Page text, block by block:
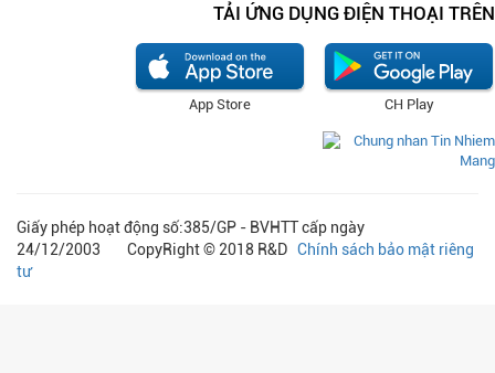
TẢI ỨNG DỤNG ĐIỆN THOẠI TRÊN
CH Play
App Store
Giấy phép hoạt động số:385/GP - BVHTT cấp ngày
24/12/2003 CopyRight © 2018 R&D Chính sách bảo mật riêng
tư